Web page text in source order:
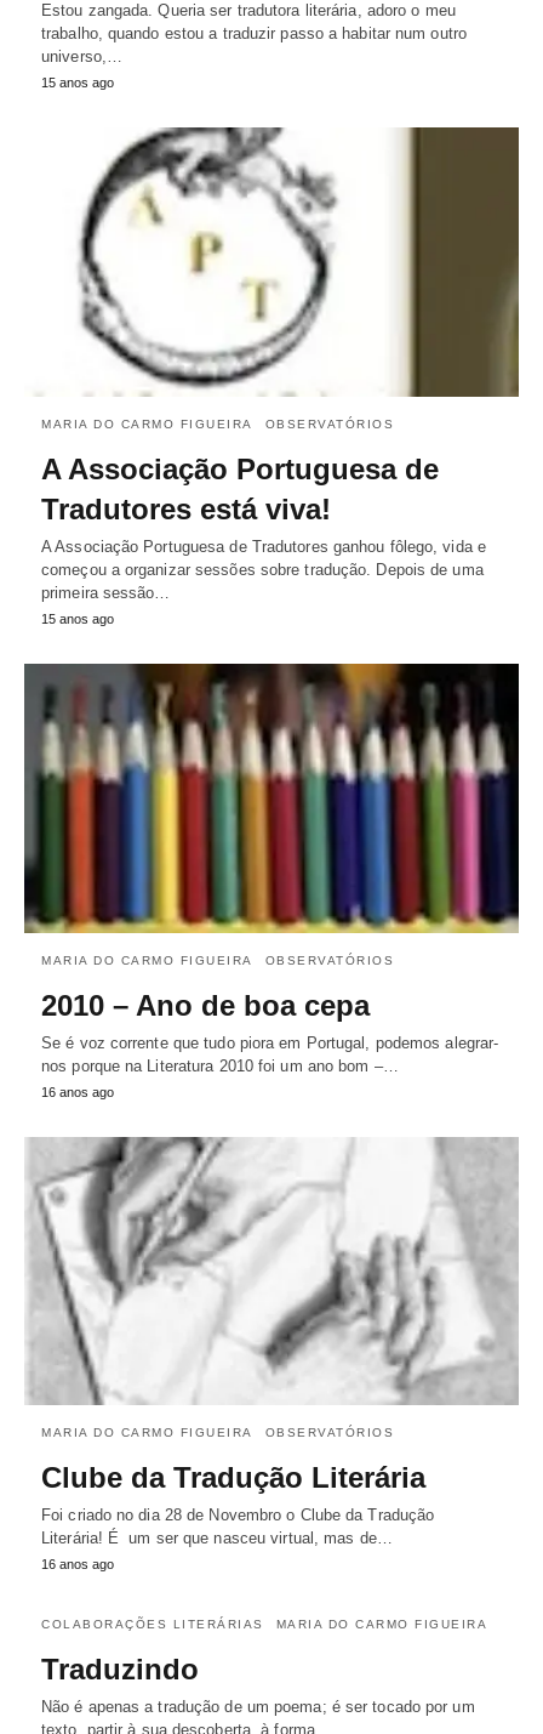
Estou zangada. Queria ser tradutora literária, adoro o meu
trabalho, quando estou a traduzir passo a habitar num outro
universo,…
15 anos ago
MARIA DO CARMO FIGUEIRA OBSERVATÓRIOS
A Associação Portuguesa de
Tradutores está viva!
A Associação Portuguesa de Tradutores ganhou fôlego, vida e
começou a organizar sessões sobre tradução. Depois de uma
primeira sessão…
15 anos ago
MARIA DO CARMO FIGUEIRA OBSERVATÓRIOS
2010 – Ano de boa cepa
Se é voz corrente que tudo piora em Portugal, podemos alegrar-
nos porque na Literatura 2010 foi um ano bom –…
16 anos ago
MARIA DO CARMO FIGUEIRA OBSERVATÓRIOS
Clube da Tradução Literária
Foi criado no dia 28 de Novembro o Clube da Tradução
Literária! É um ser que nasceu virtual, mas de…
16 anos ago
COLABORAÇÕES LITERÁRIAS MARIA DO CARMO FIGUEIRA
Traduzindo
Não é apenas a tradução de um poema; é ser tocado por um
texto, partir à sua descoberta, à forma…